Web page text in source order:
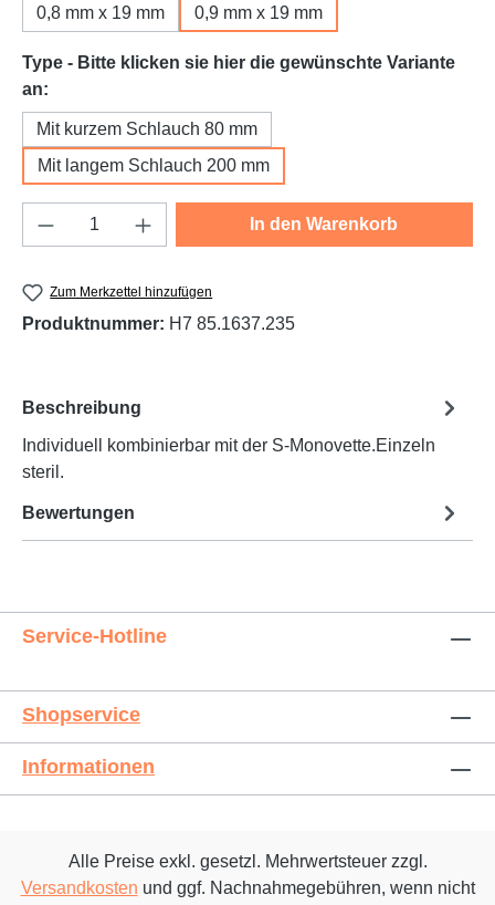
0,8 mm x 19 mm
0,9 mm x 19 mm
Type - Bitte klicken sie hier die gewünschte Variante
an:
Mit kurzem Schlauch 80 mm
Mit langem Schlauch 200 mm
Produkt Anzahl: Gib den gewünschten
In den Warenkorb
Zum Merkzettel hinzufügen
Produktnummer: H7 85.1637.235
Beschreibung
Individuell kombinierbar mit der S-Monovette.Einzeln
steril.
Bewertungen
Service-Hotline
Shopservice
Informationen
Alle Preise exkl. gesetzl. Mehrwertsteuer zzgl.
Versandkosten und ggf. Nachnahmegebühren, wenn nicht